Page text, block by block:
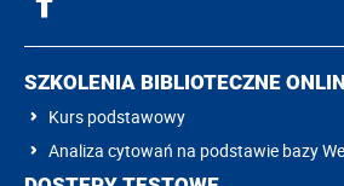
SZKOLENIA BIBLIOTECZNE
Kurs podstawowy
Analiza cytowań na podstawie bazy